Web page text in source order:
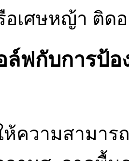
อเศษหญ้า ติด
ล์ฟกับการป้
ความสามาร